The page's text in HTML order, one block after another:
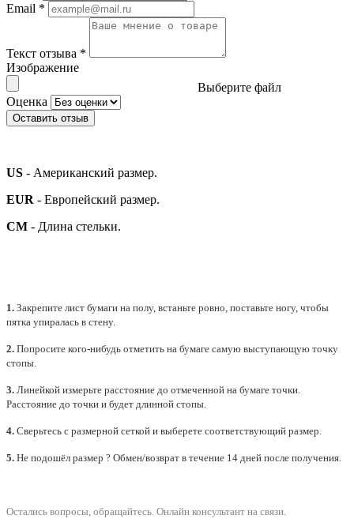
Email *
Текст отзыва *
Изображение
Выберите файл
Оценка
Оставить отзыв
US - Американский размер.
EUR - Европейский размер.
СМ - Длина стельки.
1. Закрепите лист бумаги на полу, встаньте ровно, поставьте ногу, чтобы
пятка упиралась в стену.
2. Попросите кого-нибудь отметить на бумаге самую выступающую точку
стопы.
3. Линейкой измерьте расстояние до отмеченной на бумаге точки.
Расстояние до точки и будет длинной стопы.
4. Сверьтесь с размерной сеткой и выберете соответствующий размер.
5. Не подошёл размер ? Обмен/возврат в течение 14 дней после получения.
Остались вопросы, обращайтесь. Онлайн консультант на связи.